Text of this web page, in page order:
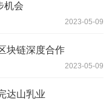
机会
2023-05-09
块链深度合作
2023-05-09
达山乳业